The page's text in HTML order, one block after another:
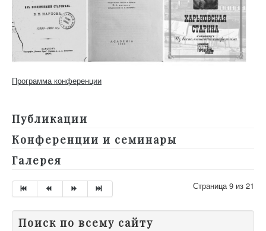
Программа конференции
Публикации
Конференции и семинары
Галерея
Страница 9 из 21
Поиск по всему сайту